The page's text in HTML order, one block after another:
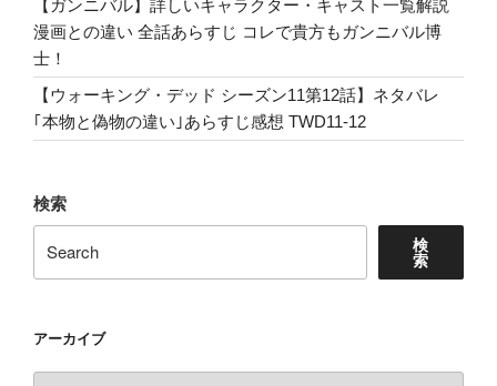
ら
す
じ
解
Lyra
ミ
ポ
【ガンニバル】詳しいキャラクター・キャスト一覧解説
漫画との違い 全話あらすじ コレで貴方もガンニバル博
士！
【ウォーキング・デッド シーズン11第12話】ネタバレ
｢本物と偽物の違い｣あらすじ感想 TWD11-12
検索
検
索
アーカイブ